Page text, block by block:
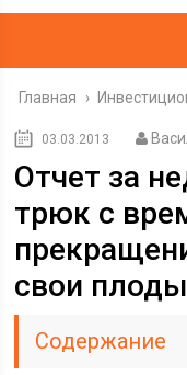
Главная ›
03.03.2013
Отчет за
трюк с
свои плоды
Содержание